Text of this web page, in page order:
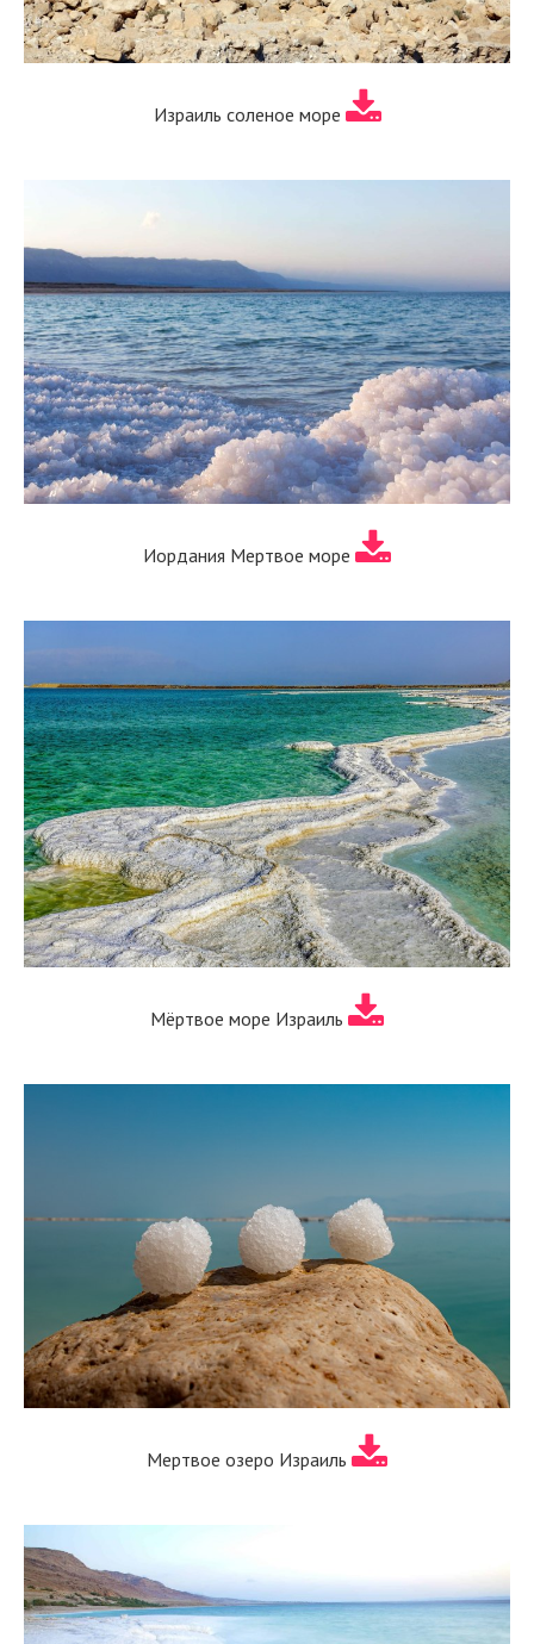
Израиль соленое море
Иордания Мертвое море
Мёртвое море Израиль
Мертвое озеро Израиль